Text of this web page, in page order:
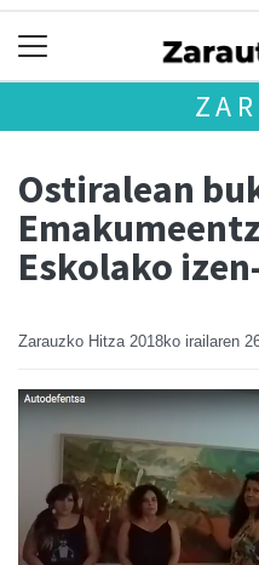
Ostiralean
Eskolako
Zarauzko Hitza 2018ko irailaren